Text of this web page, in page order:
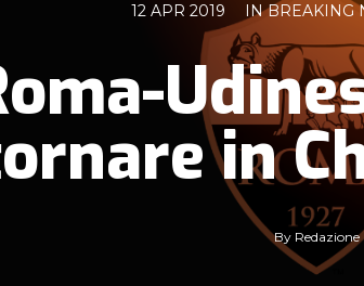
12 APR 2019 INBREAKING
in
By Redazione